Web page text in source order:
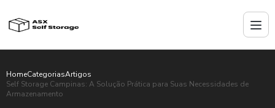
HomeCategoriasArtigos
Self Storage Campinas: A Solução Prática para Suas Necessidades de
Armazenamento